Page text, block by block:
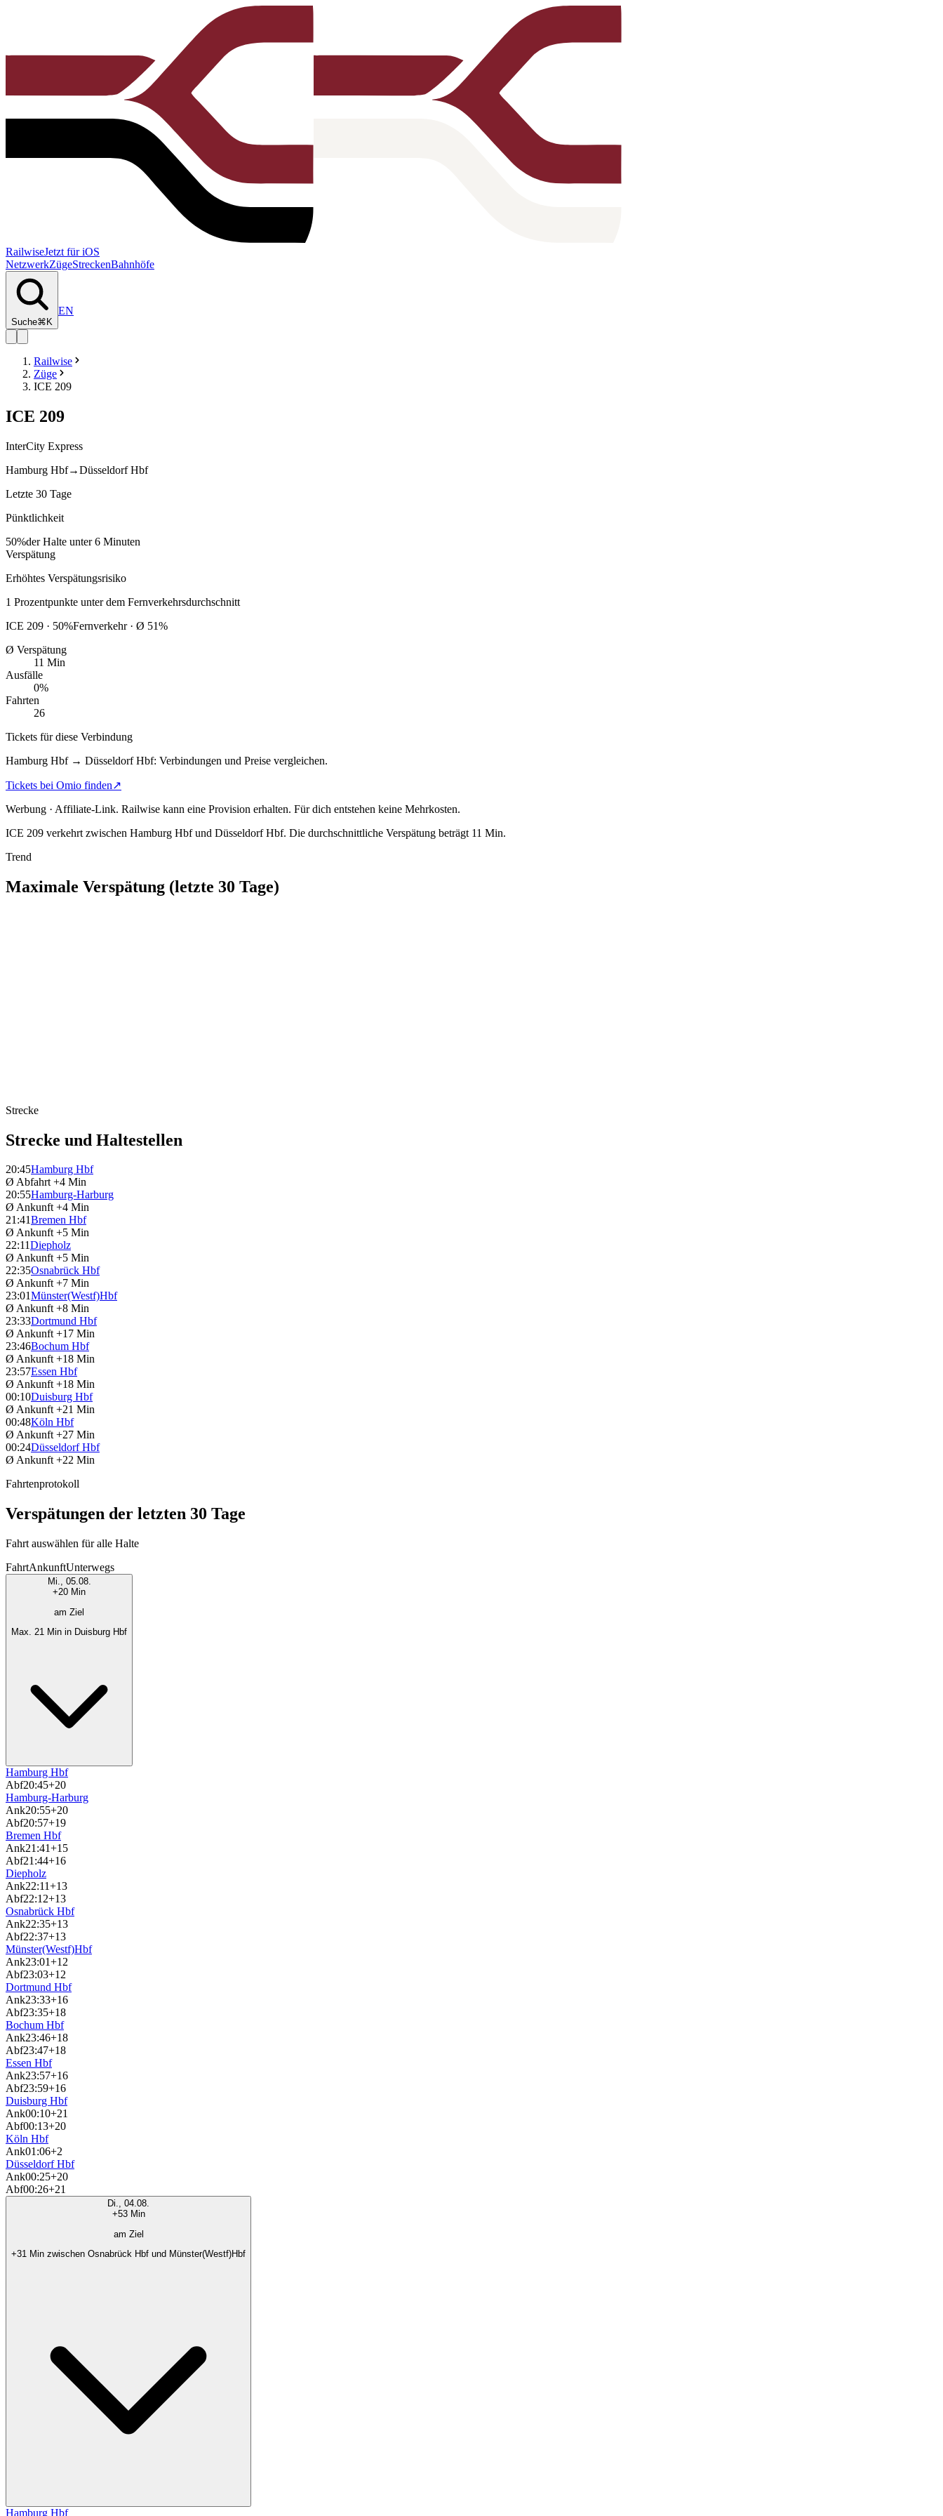
RailwiseJetzt für iOS
NetzwerkZügeStreckenBahnhöfe
Suche⌘K
EN
Railwise
Züge
ICE 209
ICE 209
InterCity Express
Hamburg Hbf→Düsseldorf Hbf
Letzte 30 Tage
Pünktlichkeit
50%der Halte unter 6 Minuten
Verspätung
Erhöhtes Verspätungsrisiko
1 Prozentpunkte unter dem Fernverkehrsdurchschnitt
ICE 209 · 50%Fernverkehr · Ø 51%
Ø Verspätung
11 Min
Ausfälle
0%
Fahrten
26
Tickets für diese Verbindung
Hamburg Hbf → Düsseldorf Hbf: Verbindungen und Preise vergleichen.
Tickets bei Omio finden↗
Werbung · Affiliate-Link. Railwise kann eine Provision erhalten. Für dich entstehen keine Mehrkosten.
ICE 209 verkehrt zwischen Hamburg Hbf und Düsseldorf Hbf. Die durchschnittliche Verspätung beträgt 11 Min.
Trend
Maximale Verspätung (letzte 30 Tage)
Strecke
Strecke und Haltestellen
20:45Hamburg Hbf
Ø Abfahrt +4 Min
20:55Hamburg-Harburg
Ø Ankunft +4 Min
21:41Bremen Hbf
Ø Ankunft +5 Min
22:11Diepholz
Ø Ankunft +5 Min
22:35Osnabrück Hbf
Ø Ankunft +7 Min
23:01Münster(Westf)Hbf
Ø Ankunft +8 Min
23:33Dortmund Hbf
Ø Ankunft +17 Min
23:46Bochum Hbf
Ø Ankunft +18 Min
23:57Essen Hbf
Ø Ankunft +18 Min
00:10Duisburg Hbf
Ø Ankunft +21 Min
00:48Köln Hbf
Ø Ankunft +27 Min
00:24Düsseldorf Hbf
Ø Ankunft +22 Min
Fahrtenprotokoll
Verspätungen der letzten 30 Tage
Fahrt auswählen für alle Halte
FahrtAnkunftUnterwegs
Mi., 05.08.
+20 Min
am Ziel
Max. 21 Min in Duisburg Hbf
Hamburg Hbf
Abf20:45+20
Hamburg-Harburg
Ank20:55+20
Abf20:57+19
Bremen Hbf
Ank21:41+15
Abf21:44+16
Diepholz
Ank22:11+13
Abf22:12+13
Osnabrück Hbf
Ank22:35+13
Abf22:37+13
Münster(Westf)Hbf
Ank23:01+12
Abf23:03+12
Dortmund Hbf
Ank23:33+16
Abf23:35+18
Bochum Hbf
Ank23:46+18
Abf23:47+18
Essen Hbf
Ank23:57+16
Abf23:59+16
Duisburg Hbf
Ank00:10+21
Abf00:13+20
Köln Hbf
Ank01:06+2
Düsseldorf Hbf
Ank00:25+20
Abf00:26+21
Di., 04.08.
+53 Min
am Ziel
+31 Min zwischen Osnabrück Hbf und Münster(Westf)Hbf
Hamburg Hbf